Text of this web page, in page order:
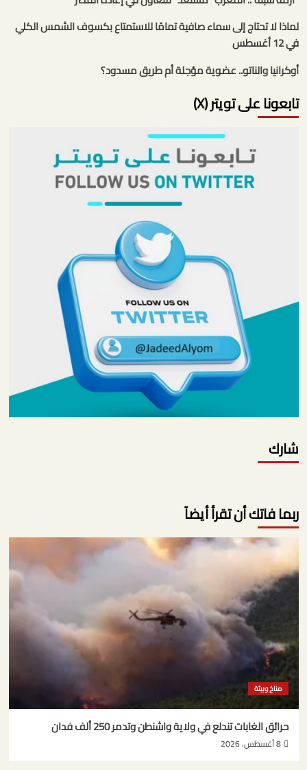
لماذا لا تحتاج إلى سماء صافية تمامًا للاستمتاع بكسوف الشمس الكلي
في 12 أغسطس
أوكرانيا والناتو.. عضوية مؤجلة أم طريق مسدود؟
تابعونا على تويتر (X)
شارك
ربما فاتك أن تقرأ أيضاً
مناخ وبيئة
حرائق الغابات تندلع في ولاية واشنطن وتدمر 250 ألف فدان
8 أغسطس، 2026